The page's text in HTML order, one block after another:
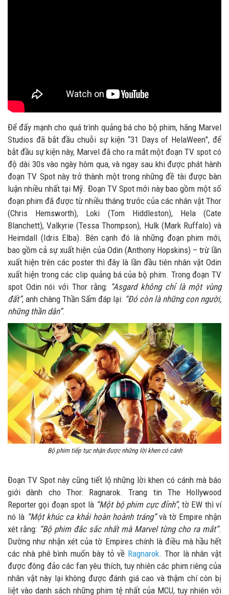
Để đẩy mạnh cho quá trình quảng bá cho bộ phim, hãng Marvel
Studios đã bắt đầu chuỗi sự kiện “31 Days of HelaWeen”, để
bắt đầu sự kiện này, Marvel đã cho ra mắt một đoạn TV spot có
độ dài 30s vào ngày hôm qua, và ngay sau khi được phát hành
đoạn TV Spot này trở thành một trong những đề tài được bàn
luận nhiều nhất tại Mỹ. Đoạn TV Spot mới này bao gồm một số
đoạn phim đã được từ nhiều tháng trước của các nhân vật Thor
(Chris Hemsworth), Loki (Tom Hiddleston), Hela (Cate
Blanchett), Valkyrie (Tessa Thompson), Hulk (Mark Ruffalo) và
Heimdall (Idris Elba). Bên cạnh đó là những đoạn phim mới,
bao gồm cả sự xuất hiện của Odin (Anthony Hopskins) – trừ lần
xuất hiện trên các poster thì đây là lần đầu tiên nhân vật Odin
xuất hiện trong các clip quảng bá của bộ phim. Trong đoạn TV
spot Odin nói với Thor rằng: “Asgard không chỉ là một vùng
đất”, anh chàng Thần Sấm đáp lại: “Đó còn là những con người,
những thần dân”.
Bộ phim tiếp tục nhận được những lời khen có cánh
Đoạn TV Spot này cũng tiết lộ những lời khen có cánh mà báo
giới dành cho Thor: Ragnarok. Trang tin The Hollywood
Reporter gọi đoạn spot là “Một bộ phim cực đỉnh”, tờ EW thì ví
nó là “Một khúc ca khải hoàn hoành tráng”và tờ Empire nhận
xét rằng: “Bộ phim đắc sắc nhất mà Marvel từng cho ra mắt”.
Dường như nhận xét của tờ Empires chính là điều mà hầu hết
các nhà phê bình muốn bày tỏ về Ragnarok. Thor là nhân vật
được đông đảo các fan yêu thích, tuy nhiên các phim riêng của
nhân vật này lại không được đánh giá cao và thậm chí còn bị
liệt vào danh sách những phim tệ nhất của MCU, tuy nhiên với